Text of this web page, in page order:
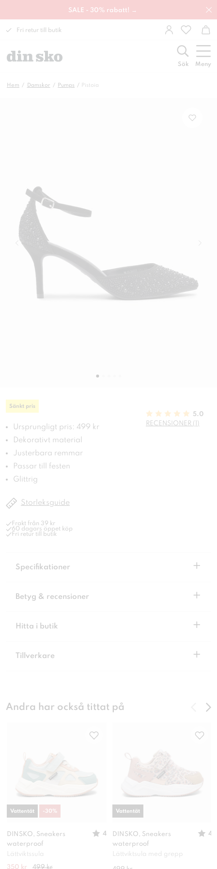
SALE - 30% rabatt! →
Fri retur till butik
Sök Meny
Hem Damskor Pumps Pistoia
Sänkt pris
Ursprungligt pris: 499 kr
Dekorativt material
Justerbara remmar
Passar till festen
Glittrig
5.0
RECENSIONER (1)
Storleksguide
Frakt från 39 kr
60 dagars öppet köp
Fri retur till butik
Specifikationer +
Betyg & recensioner +
Hitta i butik +
Tillverkare +
Andra har också tittat på
DINSKO, Sneakers
waterproof
4
Lättviktssula
350 kr 499 kr
Vattentät -30%
DINSKO, Sneakers
waterproof
4
Lättviktsula med grepp
Vattentät